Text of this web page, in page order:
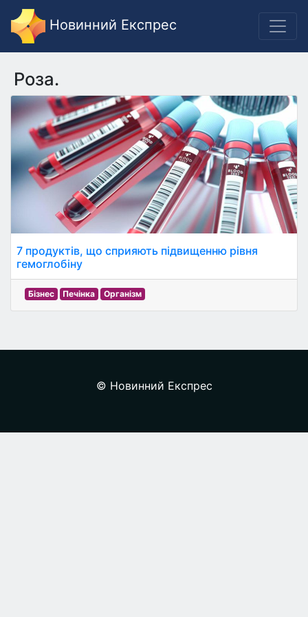
Новинний Експрес
Роза.
7 продуктів, що сприяють підвищенню рівня
гемоглобіну
Бізнес Печінка Організм
© Новинний Експрес